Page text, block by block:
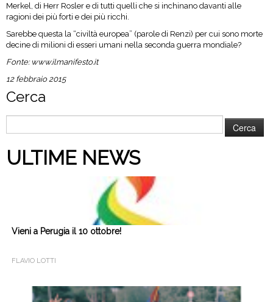
Mer­kel, di Herr Rosler e di tutti quelli che si inchi­nano davanti alle
ragioni dei più forti e dei più ricchi.
Sarebbe que­sta la “civiltà euro­pea” (parole di Renzi) per cui sono morte
decine di milioni di esseri umani nella seconda guerra mon­diale?
Fonte: www.ilmanifesto.it
12 febbraio 2015
Cerca
per:
ULTIME NEWS
Vieni a Perugia il 10 ottobre!
FLAVIO LOTTI